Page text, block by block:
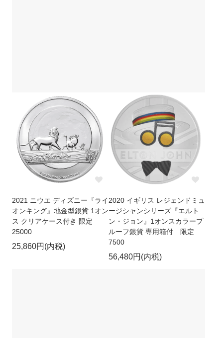
2021 ニウエ ディズニー『ライ
オンキング』地金型銀貨 1オン
ス クリアケース付き 限定
25000
25,860円(内税)
2020 イギリス レジェンドミュ
ージシャンシリーズ『エルト
ン・ジョン』1オンスカラープ
ルーフ銀貨 専用箱付 限定
7500
56,480円(内税)